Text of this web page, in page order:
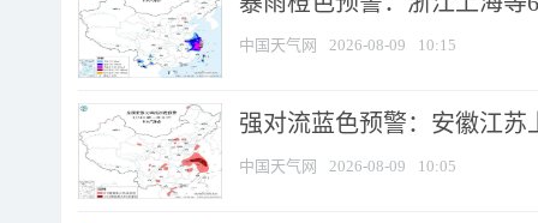
中国天气网 2026-08-09 10:15
强对流蓝色预警：安徽江苏
中国天气网 2026-08-09 10:05